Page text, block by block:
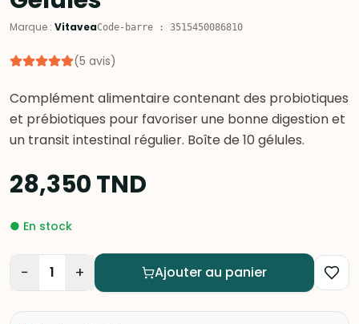
Marque : VitaveaCode-barre : 3515450086810
(5 avis)
Complément alimentaire contenant des probiotiques
et prébiotiques pour favoriser une bonne digestion et
un transit intestinal régulier. Boîte de 10 gélules.
28,350TND
● En stock
− 1 + Ajouter au panier